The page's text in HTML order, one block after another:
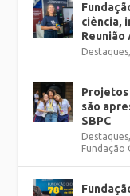
ciência,
Reunião
Destaques,
Projetos
são
SBPC
Destaques,
Fundação